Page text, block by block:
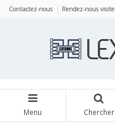
Contactez-nous Rendez-nous visite
Menu Chercher
Panneau de gestion des cookies